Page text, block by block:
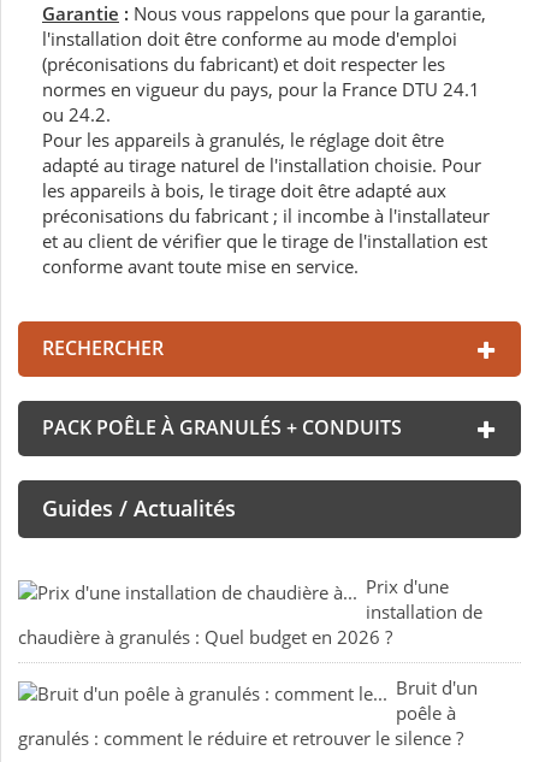
Garantie : Nous vous rappelons que pour la garantie,
l'installation doit être conforme au mode d'emploi
(préconisations du fabricant) et doit respecter les
normes en vigueur du pays, pour la France DTU 24.1
ou 24.2.
Pour les appareils à granulés, le réglage doit être
adapté au tirage naturel de l'installation choisie. Pour
les appareils à bois, le tirage doit être adapté aux
préconisations du fabricant ; il incombe à l'installateur
et au client de vérifier que le tirage de l'installation est
conforme avant toute mise en service.
RECHERCHER
PACK POÊLE À GRANULÉS + CONDUITS
Guides / Actualités
Prix d'une
installation de
chaudière à granulés : Quel budget en 2026 ?
Bruit d'un
poêle à
granulés : comment le réduire et retrouver le silence ?